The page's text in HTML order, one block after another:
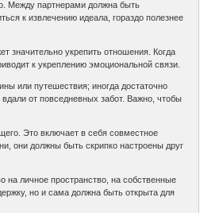
Между партнерами должна быть
к извлечению идеала, гораздо полезнее
значительно укрепить отношения. Когда
к укреплению эмоциональной связи.
или путешествия; иногда достаточно
от повседневных забот. Важно, чтобы
Это включает в себя совместное
они должны быть скрипко настроены друг
на личное пространство, на собственные
но и сама должна быть открыта для